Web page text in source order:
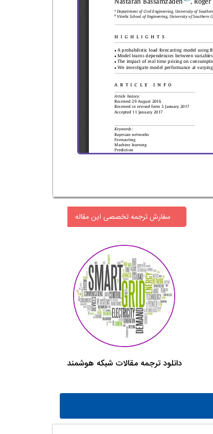
سفارش ترجمه تخصصی این مقاله
دانلود ترجمه مقالات شبکه هوشمند